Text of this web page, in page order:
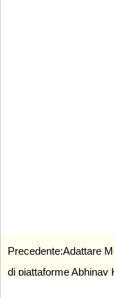
Precedente:Adattare
di piattaforme Abhinav